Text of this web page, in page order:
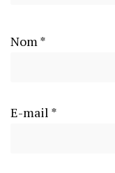
Nom *
E-mail *